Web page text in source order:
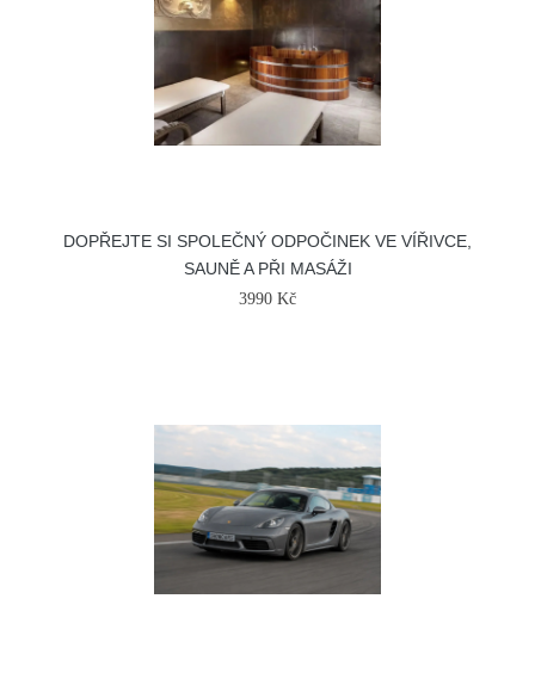
DOPŘEJTE SI SPOLEČNÝ ODPOČINEK VE VÍŘIVCE,
SAUNĚ A PŘI MASÁŽI
3990 Kč